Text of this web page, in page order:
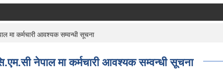
मा कर्मचारी आवश्यक सम्वन्धी सूचना
नेपाल मा कर्मचारी आवश्यक सम्वन्धी सूचना